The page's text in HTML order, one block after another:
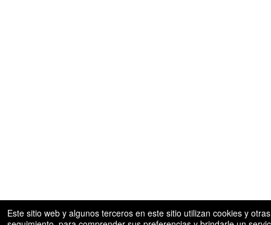
Este sitio web y algunos terceros en este sitio utilizan cookies y